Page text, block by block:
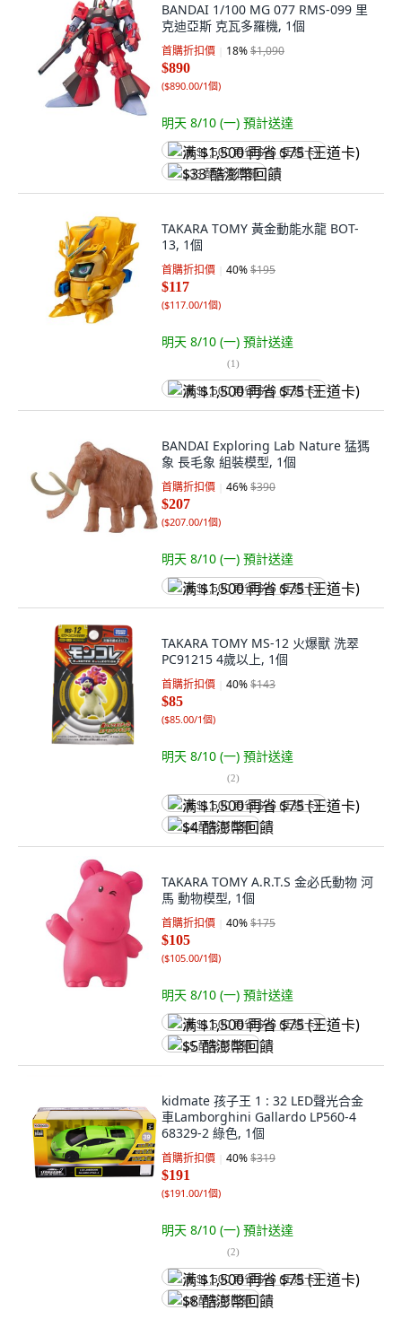
BANDAI 1/100 MG 077 RMS-099 里
克迪亞斯 克瓦多羅機, 1個
首購折扣價 18%$1,090
$890
($890.00/1個)
明天 8/10 (一) 預計送達
满 $1,500 再省 $75 (王道卡)
$33 酷澎幣回饋
TAKARA TOMY 黃金動能水龍 BOT-
13, 1個
首購折扣價 40%$195
$117
($117.00/1個)
明天 8/10 (一) 預計送達
(1)
满 $1,500 再省 $75 (王道卡)
BANDAI Exploring Lab Nature 猛獁
象 長毛象 組裝模型, 1個
首購折扣價 46%$390
$207
($207.00/1個)
明天 8/10 (一) 預計送達
满 $1,500 再省 $75 (王道卡)
TAKARA TOMY MS-12 火爆獸 洗翠
PC91215 4歲以上, 1個
首購折扣價 40%$143
$85
($85.00/1個)
明天 8/10 (一) 預計送達
(2)
满 $1,500 再省 $75 (王道卡)
$4 酷澎幣回饋
TAKARA TOMY A.R.T.S 金必氏動物 河
馬 動物模型, 1個
首購折扣價 40%$175
$105
($105.00/1個)
明天 8/10 (一) 預計送達
满 $1,500 再省 $75 (王道卡)
$5 酷澎幣回饋
kidmate 孩子王 1 : 32 LED聲光合金
車Lamborghini Gallardo LP560-4
68329-2 綠色, 1個
首購折扣價 40%$319
$191
($191.00/1個)
明天 8/10 (一) 預計送達
(2)
满 $1,500 再省 $75 (王道卡)
$8 酷澎幣回饋